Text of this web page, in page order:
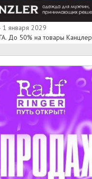
1 января 2029
До 50% на товары Канцлер